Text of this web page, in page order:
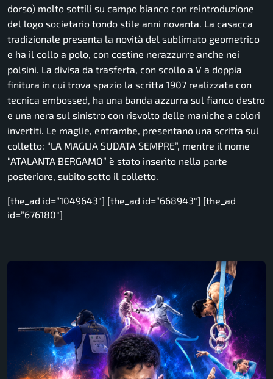
dorso) molto sottili su campo bianco con reintroduzione
del logo societario tondo stile anni novanta. La casacca
tradizionale presenta la novità del sublimato geometrico
e ha il collo a polo, con costine nerazzurre anche nei
polsini. La divisa da trasferta, con scollo a V a doppia
finitura in cui trova spazio la scritta 1907 realizzata con
tecnica embossed, ha una banda azzurra sul fianco destro
e una nera sul sinistro con risvolto delle maniche a colori
invertiti. Le maglie, entrambe, presentano una scritta sul
colletto: “LA MAGLIA SUDATA SEMPRE”, mentre il nome
“ATALANTA BERGAMO” è stato inserito nella parte
posteriore, subito sotto il colletto.
[the_ad id=”1049643″] [the_ad id=”668943″] [the_ad
id=”676180″]